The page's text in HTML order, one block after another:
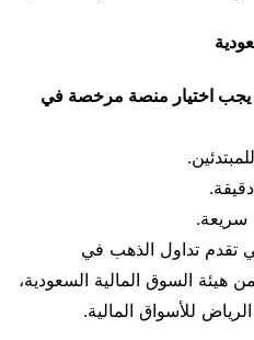
يجب اختيار منصة مرخصة في
سريعة.
تقدم تداول الذهب في
السوق المالية السعودية،
للأسواق المالية.